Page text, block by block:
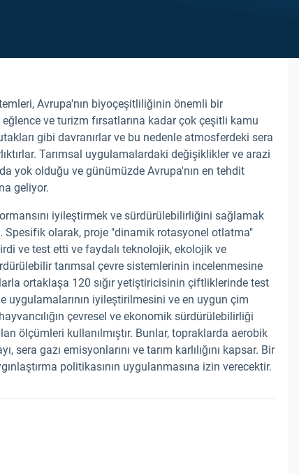
Avrupa'nın biyoçeşitliliğinin önemli bir
ve turizm fırsatlarına kadar çok çeşitli kamu
gibi davranırlar ve bu nedenle atmosferdeki sera
Tarımsal uygulamalardaki değişiklikler ve arazi
yok olduğu ve günümüzde Avrupa'nın en tehdit
geliyor.
iyileştirmek ve sürdürülebilirliğini sağlamak
olarak, proje "dinamik rotasyonel otlatma"
ve test etti ve faydalı teknolojik, ekolojik ve
tarımsal çevre sistemlerinin incelenmesine
ortaklaşa 120 sığır yetiştiricisinin çiftliklerinde test
uygulamalarının iyileştirilmesini ve en uygun çim
çevresel ve ekonomik sürdürülebilirliği
ölçümleri kullanılmıştır. Bunlar, topraklarda aerobik
sera gazı emisyonlarını ve tarım karlılığını kapsar. Bir
politikasının uygulanmasına izin verecektir.